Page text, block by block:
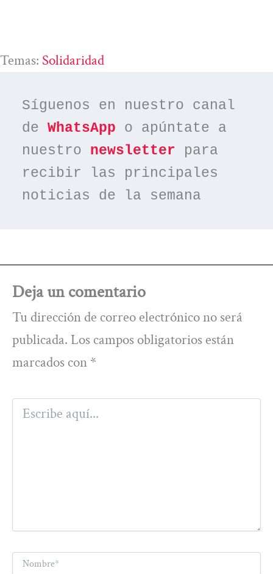
Temas: Solidaridad
Síguenos en nuestro canal
de WhatsApp o apúntate a
nuestro newsletter para
recibir las principales
noticias de la semana
Deja un comentario
Tu dirección de correo electrónico no será
publicada. Los campos obligatorios están
marcados con *
Escribe
aquí...
Nombre*